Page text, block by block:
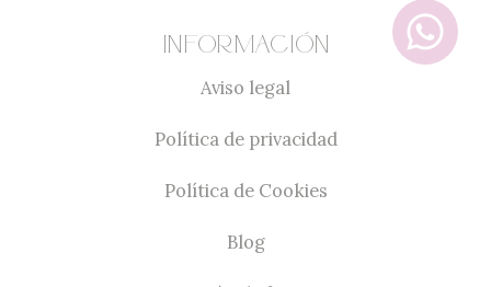
Información
Aviso legal
Política de privacidad
Política de Cookies
Blog